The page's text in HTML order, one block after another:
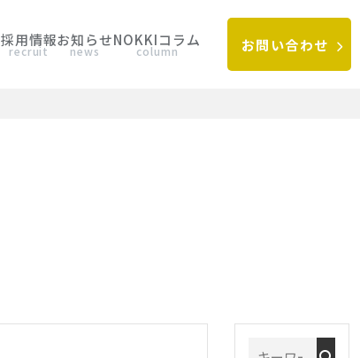
採用情報
recruit
お知らせ
news
NOKKIコラム
column お問い合わせ